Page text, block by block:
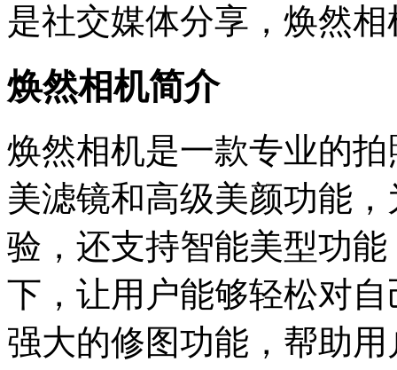
是社交媒体分享，焕然
焕然相机简介
焕然相机是一款专业的
美滤镜和高级美颜功能
验，还支持智能美型功
下，让用户能够轻松对
强大的修图功能，帮助